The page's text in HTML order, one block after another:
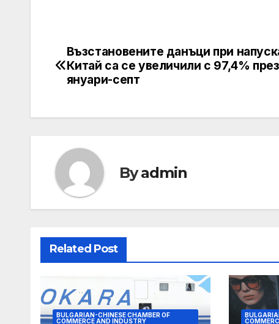
Post
navigation
Възстановените данъци при
Китай са се увеличили с 97,4% през
януари-септ
Byadmin
Related Post
BULGARIAN-CHINESE CHAMBER OF
COMMERCE AND INDUSTRY